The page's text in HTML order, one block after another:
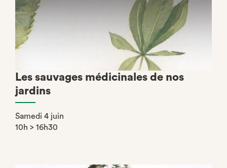
Les sauvages médicinales de nos
jardins
Samedi 4 juin
10h > 16h30